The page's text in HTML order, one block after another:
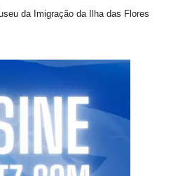
da Imigração da Ilha das Flores